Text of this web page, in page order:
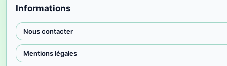
Informations
Nous contacter
Mentions légales